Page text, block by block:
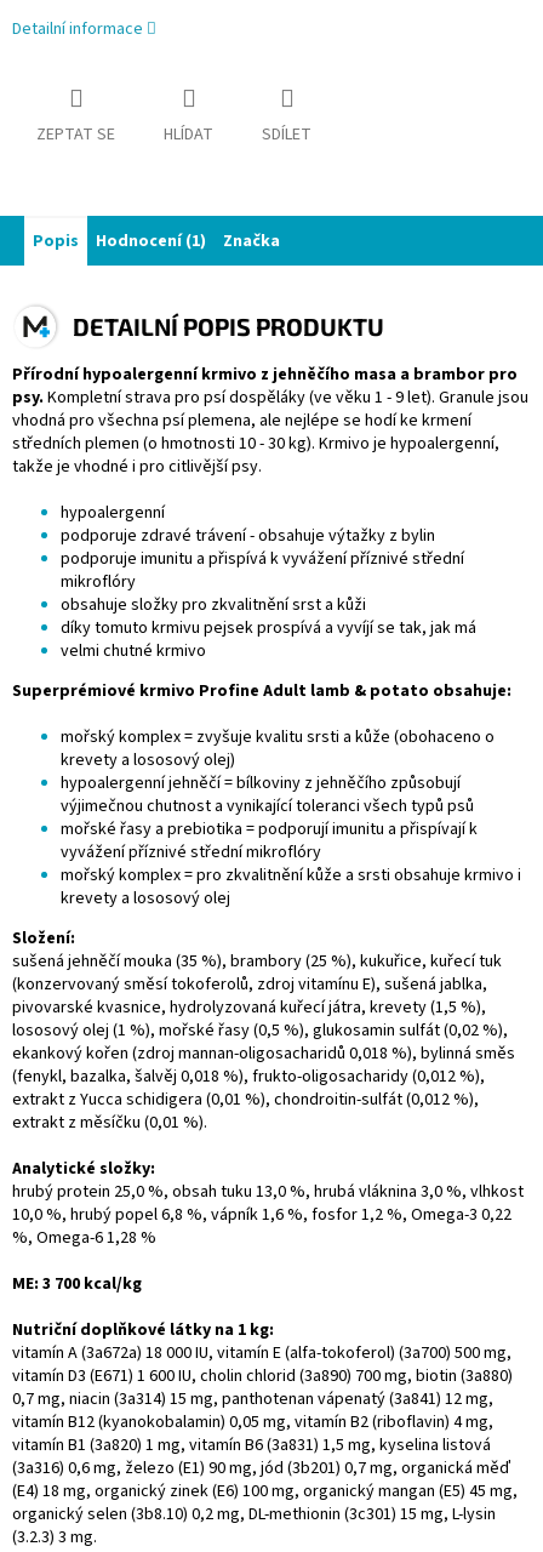
Detailní informace
ZEPTAT SE HLÍDAT SDÍLET
Popis Hodnocení (1) Značka
DETAILNÍ POPIS PRODUKTU
Přírodní hypoalergenní krmivo z jehněčího masa a brambor pro
psy. Kompletní strava pro psí dospěláky (ve věku 1 - 9 let). Granule jsou
vhodná pro všechna psí plemena, ale nejlépe se hodí ke krmení
středních plemen (o hmotnosti 10 - 30 kg). Krmivo je hypoalergenní,
takže je vhodné i pro citlivější psy.
hypoalergenní
podporuje zdravé trávení - obsahuje výtažky z bylin
podporuje imunitu a přispívá k vyvážení příznivé střední
mikroflóry
obsahuje složky pro zkvalitnění srst a kůži
díky tomuto krmivu pejsek prospívá a vyvíjí se tak, jak má
velmi chutné krmivo
Superprémiové krmivo Profine Adult lamb & potato obsahuje:
mořský komplex = zvyšuje kvalitu srsti a kůže (obohaceno o
krevety a lososový olej)
hypoalergenní jehněčí = bílkoviny z jehněčího způsobují
výjimečnou chutnost a vynikající toleranci všech typů psů
mořské řasy a prebiotika = podporují imunitu a přispívají k
vyvážení příznivé střední mikroflóry
mořský komplex = pro zkvalitnění kůže a srsti obsahuje krmivo i
krevety a lososový olej
Složení:
sušená jehněčí mouka (35 %), brambory (25 %), kukuřice, kuřecí tuk
(konzervovaný směsí tokoferolů, zdroj vitamínu E), sušená jablka,
pivovarské kvasnice, hydrolyzovaná kuřecí játra, krevety (1,5 %),
lososový olej (1 %), mořské řasy (0,5 %), glukosamin sulfát (0,02 %),
ekankový kořen (zdroj mannan-oligosacharidů 0,018 %), bylinná směs
(fenykl, bazalka, šalvěj 0,018 %), frukto-oligosacharidy (0,012 %),
extrakt z Yucca schidigera (0,01 %), chondroitin-sulfát (0,012 %),
extrakt z měsíčku (0,01 %).
Analytické složky:
hrubý protein 25,0 %, obsah tuku 13,0 %, hrubá vláknina 3,0 %, vlhkost
10,0 %, hrubý popel 6,8 %, vápník 1,6 %, fosfor 1,2 %, Omega-3 0,22
%, Omega-6 1,28 %
ME: 3 700 kcal/kg
Nutriční doplňkové látky na 1 kg:
vitamín A (3a672a) 18 000 IU, vitamín E (alfa-tokoferol) (3a700) 500 mg,
vitamín D3 (E671) 1 600 IU, cholin chlorid (3a890) 700 mg, biotin (3a880)
0,7 mg, niacin (3a314) 15 mg, panthotenan vápenatý (3a841) 12 mg,
vitamín B12 (kyanokobalamin) 0,05 mg, vitamín B2 (riboflavin) 4 mg,
vitamín B1 (3a820) 1 mg, vitamín B6 (3a831) 1,5 mg, kyselina listová
(3a316) 0,6 mg, železo (E1) 90 mg, jód (3b201) 0,7 mg, organická měď
(E4) 18 mg, organický zinek (E6) 100 mg, organický mangan (E5) 45 mg,
organický selen (3b8.10) 0,2 mg, DL-methionin (3c301) 15 mg, L-lysin
(3.2.3) 3 mg.